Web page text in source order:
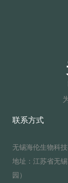
联系方式
无锡海伦生物科
地址：江苏省无
园）